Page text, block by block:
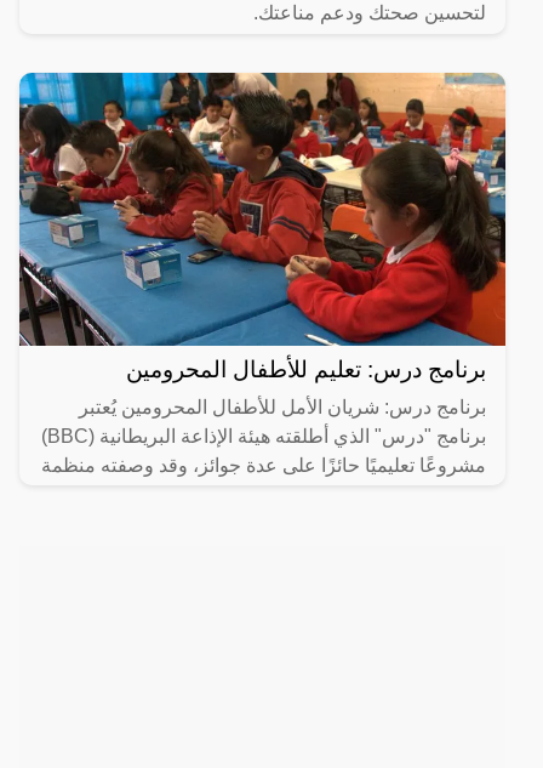
لتحسين صحتك ودعم مناعتك.
برنامج درس: تعليم للأطفال المحرومين
برنامج درس: شريان الأمل للأطفال المحرومين يُعتبر
برنامج "درس" الذي أطلقته هيئة الإذاعة البريطانية (BBC)
مشروعًا تعليميًا حائزًا على عدة جوائز، وقد وصفته منظمة